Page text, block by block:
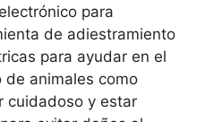
para
de adiestramiento
para ayudar en el
de animales como
cuidadoso y estar